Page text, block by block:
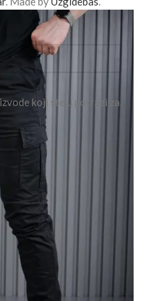
koji ste u potrazi za.